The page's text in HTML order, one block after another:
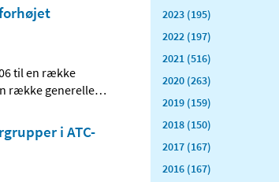
til en række
række generelle…
i ATC-
2023 (195)
2022 (197)
2021 (516)
2020 (263)
2019 (159)
2018 (150)
2017 (167)
2016 (167)